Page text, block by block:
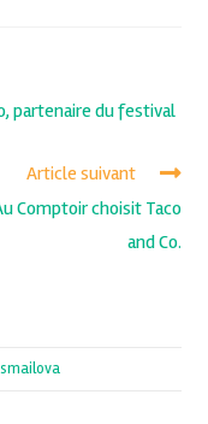
partenaire du festival
Article suivant
Comptoir choisit Taco
and Co.